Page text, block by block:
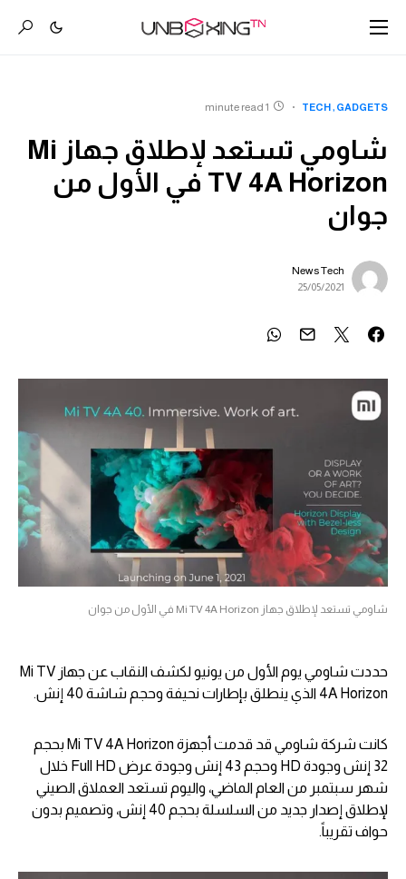
GADGETS
TECH
1 minute read
شاومي تستعد لإطلاق جهاز Mi
TV 4A Horizon في الأول من
جوان
News Tech
25/05/2021
شاومي تستعد لإطلاق جهاز Mi TV 4A Horizon في الأول من جوان
حددت شاومي يوم الأول من يونيو لكشف النقاب عن جهاز Mi TV
4A Horizon الذي ينطلق بإطارات نحيفة وحجم شاشة 40 إنش.
كانت شركة شاومي قد قدمت أجهزة Mi TV 4A Horizon بحجم
32 إنش وجودة HD وحجم 43 إنش وجودة عرض Full HD خلال
شهر سبتمبر من العام الماضي، واليوم تستعد العملاق الصيني
لإطلاق إصدار جديد من السلسلة بحجم 40 إنش، وتصميم بدون
حواف تقريباً.